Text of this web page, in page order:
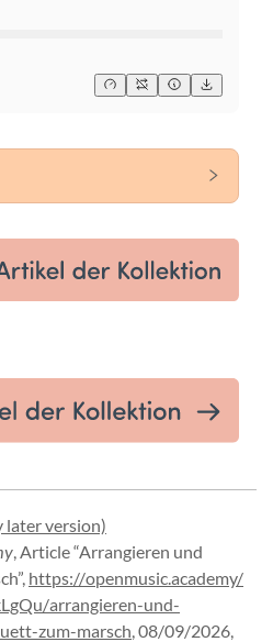
later version)
,Article “Arrangieren und
, https://openmusic.academy/
arrangieren-und-
zum-marsch,08/09/2026,